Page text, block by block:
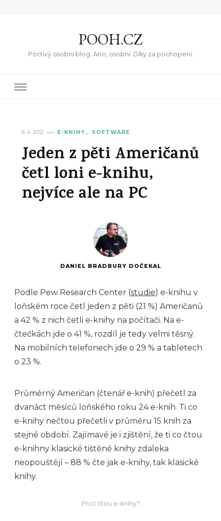
POOH.CZ
Poctivý osobní blog. Ano, osobní. Díky za pochopení.
6. 4. 2012 E-KNIHY SOFTWARE
Jeden z pěti Američanů
četl loni e-knihu,
nejvíce ale na PC
DANIEL BRADBURY DOČEKAL
Podle Pew Research Center (studie) e-knihu v
loňském roce četl jeden z pěti (21 %) Američanů
a 42 % z nich četli e-knihy na počítači. Na e-
čtečkách jde o 41 %, rozdíl je tedy velmi těsný.
Na mobilních telefonech jde o 29 % a tabletech
o 23 %.
Průměrný Američan (čtenář e-knih) přečetl za
dvanáct měsíců loňského roku 24 e-knih. Ti co
e-knihy nečtou přečetli v průměru 15 knih za
stejné období. Zajímavé je i zjištění, že ti co čtou
e-knihny klasické tištěné knihy zdaleka
neopouštějí – 88 % čte jak e-knihy, tak klasické
knihy.
Proč čtou e-knihy?